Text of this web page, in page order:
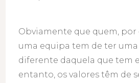
Obviamente que quem, por
uma equipa tem de ter
diferente daquela que tem
entanto, os valores têm de